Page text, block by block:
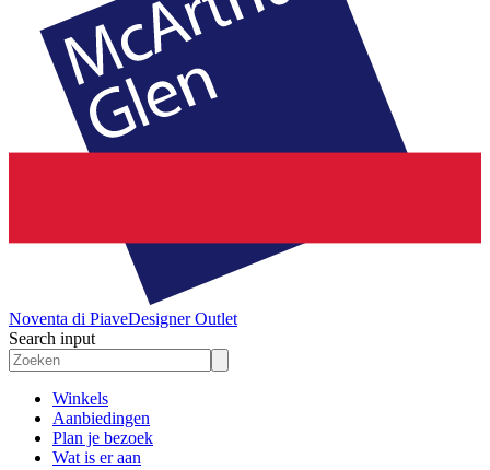
Noventa di PiaveDesigner Outlet
Search input
Winkels
Aanbiedingen
Plan je bezoek
Wat is er aan